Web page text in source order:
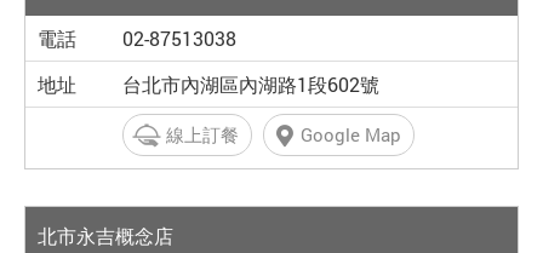
02-87513038
台北市內湖區內湖路1段602號
線上訂餐 Google Map
北市永吉概念店